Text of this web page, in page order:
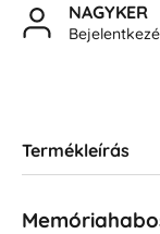
NAGYKER
Termékleírás